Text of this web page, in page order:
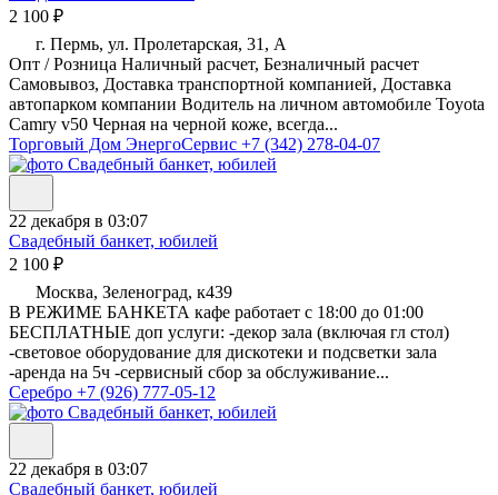
2 100 ₽
г. Пермь, ул. Пролетарская, 31, А
Опт / Розница Наличный расчет, Безналичный расчет
Самовывоз, Доставка транспортной компанией, Доставка
автопарком компании Водитель на личном автомобиле Toyota
Camry v50 Черная на черной коже, всегда...
Торговый Дом ЭнергоСервис +7 (342) 278-04-07
22 декабря в 03:07
Свадебный банкет, юбилей
2 100 ₽
Москва, Зеленоград, к439
В РЕЖИМЕ БАНКЕТА кафе работает с 18:00 до 01:00
БЕСПЛАТНЫЕ доп услуги: -декор зала (включая гл стол)
-световое оборудование для дискотеки и подсветки зала
-аренда на 5ч -сервисный сбор за обслуживание...
Серебро +7 (926) 777-05-12
22 декабря в 03:07
Свадебный банкет, юбилей